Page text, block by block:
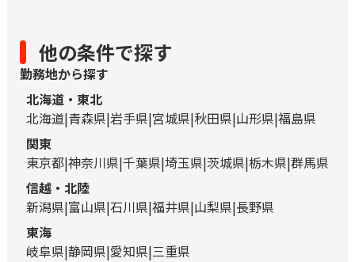
他の条件で探す
勤務地から探す
北海道・東北
北海道 青森県 岩手県 宮城県 秋田県 山形県 福島県
関東
東京都 神奈川県 千葉県 埼玉県 茨城県 栃木県 群馬県
信越・北陸
新潟県 富山県 石川県 福井県 山梨県 長野県
東海
岐阜県 静岡県 愛知県 三重県